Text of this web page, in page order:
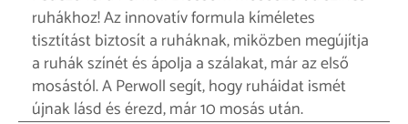
ruhákhoz! Az innovatív formula kíméletes
tisztítást biztosít a ruháknak, miközben megújítja
a ruhák színét és ápolja a szálakat, már az első
mosástól. A Perwoll segít, hogy ruháidat ismét
újnak lásd és érezd, már 10 mosás után.